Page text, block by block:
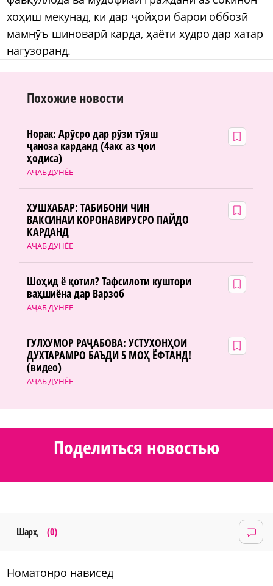
хоҳиш мекунад, ки дар ҷойҳои барои оббозӣ
мамнӯъ шиноварӣ карда, ҳаёти худро дар хатар
нагузоранд.
Похожие новости
АҶАБ ДУНЁЕ
Норак: Арӯсро дар рӯзи тӯяш
ҷаноза карданд (4акс аз ҷои
ҳодиса)
АҶАБ ДУНЁЕ
ХУШХАБАР: ТАБИБОНИ ЧИН
ВАКСИНАИ КОРОНАВИРУСРО ПАЙДО
КАРДАНД
АҶАБ ДУНЁЕ
Шоҳид ё қотил? Тафсилоти куштори
ваҳшиёна дар Варзоб
АҶАБ ДУНЁЕ
ГУЛХУМОР РАҶАБОВА: УСТУХОНҲОИ
ДУХТАРАМРО БАЪДИ 5 МОҲ ЁФТАНД!
(видео)
Поделиться новостью
Шарҳ (0)
номатонро нависед